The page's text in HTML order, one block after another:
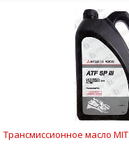
Трансмиссионное масло